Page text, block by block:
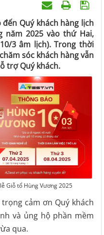
Quý khách hàng lịch
năm 2025 vào thứ Hai,
3 âm lịch). Trong thời
sóc khách hàng vẫn
trợ Quý khách.
Giỗ tổ Hùng Vương 2025
cảm ơn Quý khách
và ủng hộ phần mềm
qua.